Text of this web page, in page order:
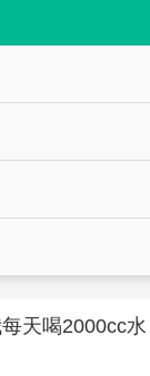
天喝2000cc